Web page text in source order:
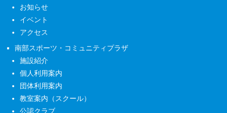
お知らせ
イベント
アクセス
南部スポーツ・コミュニティプラザ
施設紹介
個人利用案内
団体利用案内
教室案内（スクール）
公認クラブ